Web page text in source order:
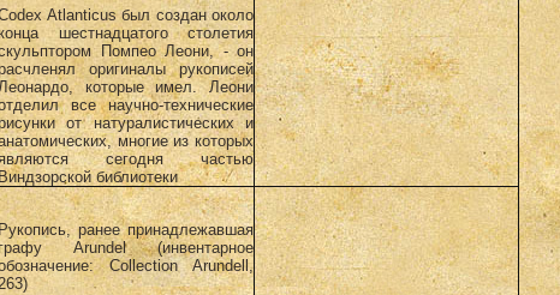
Atlanticus был создан около
шестнадцатого столетия
Помпео Леони, - он
оригиналы рукописей
которые имел. Леони
все научно-технические
от натуралистических и
многие из которых
сегодня частью
Виндзорской библиотеки
ранее принадлежавшая
Arundel (инвентарное
Collection Arundell,